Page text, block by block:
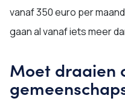
vanaf 350 euro per
gaan al vanaf iets meer
Moet draaien